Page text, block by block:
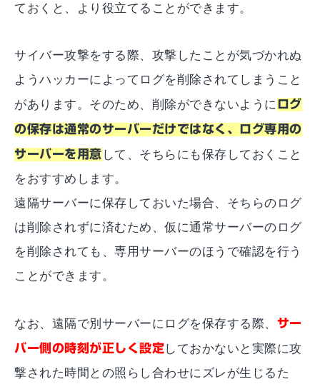
ておくと、より役立てることができます。
サイバー攻撃をする際、攻撃したことが気づかれぬ
ようハッカーによってログを削除されてしまうこと
があります。そのため、削除ができないように ログ
の保存は通常のサーバーだけではなく、ログ専用の
サーバーを用意 して、そちらにも保存しておくこと
をおすすめします。
遠隔サーバーに保存しておいた場合、そちらのログ
は削除されずに済むため、仮に通常サーバーのログ
を削除されても、専用サーバーのほうで確認を行う
ことができます。
なお、遠隔で別サーバーにログを保存する際、 サー
バー側の時刻が正しく設定しておかないと実際に攻
撃された時間との照らし合わせにズレが生じるた